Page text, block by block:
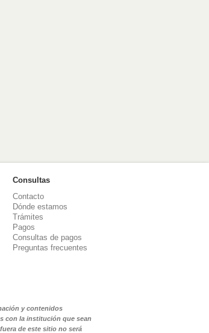
Consultas
Contacto
Dónde estamos
Trámites
Pagos
Consultas de pagos
Preguntas frecuentes
y contenidos
con la institución que sean
de este sitio no será